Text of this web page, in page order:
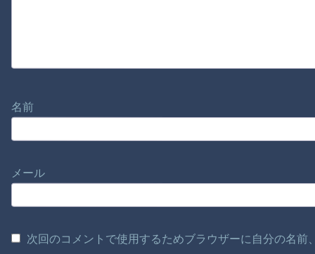
名前
メール
次回のコメントで使用するためブラウザーに自分の名